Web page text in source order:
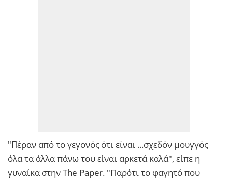
"Πέραν από το γεγονός ότι είναι ...σχεδόν μουγγός
όλα τα άλλα πάνω του είναι αρκετά καλά", είπε η
γυναίκα στην The Paper. "Παρότι το φαγητό που